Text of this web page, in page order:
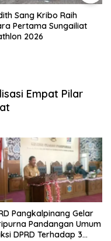
Sang Kribo Raih
Pertama Sungailiat
2026
Empat Pilar
Pangkalpinang Gelar
Pandangan Umum
DPRD Terhadap 3